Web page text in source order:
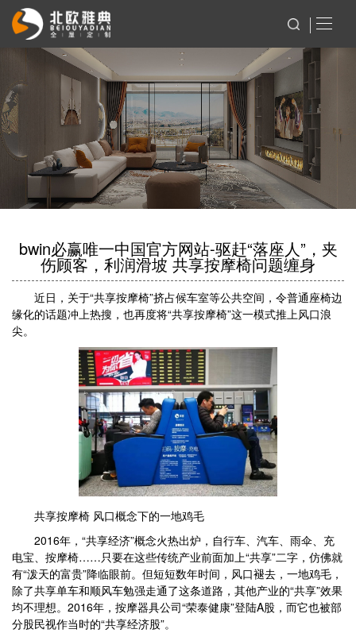
bwin必赢唯一中国官方网站-驱赶“落座人”，夹
伤顾客，利润滑坡 共享按摩椅问题缠身
近日，关于“共享按摩椅”挤占候车室等公共空间，令普通座椅边
缘化的话题冲上热搜，也再度将“共享按摩椅”这一模式推上风口浪
尖。
共享按摩椅 风口概念下的一地鸡毛
2016年，“共享经济”概念火热出炉，自行车、汽车、雨伞、充
电宝、按摩椅……只要在这些传统产业前面加上“共享”二字，仿佛就
有“泼天的富贵”降临眼前。但短短数年时间，风口褪去，一地鸡毛，
除了共享单车和顺风车勉强走通了这条道路，其他产业的“共享”效果
均不理想。2016年，按摩器具公司“荣泰健康”登陆A股，而它也被部
分股民视作当时的“共享经济股”。